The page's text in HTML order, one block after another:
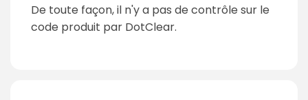
De toute façon, il n'y a pas de contrôle sur le
code produit par DotClear.